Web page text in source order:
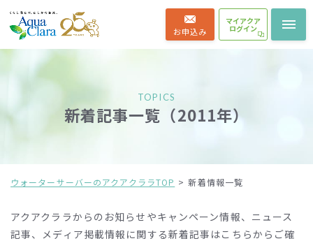
お申込み
マイアクア
ログイン
TOPICS
新着記事一覧（2011年）
ウォーターサーバーのアクアクララTOP 新着情報一覧
アクアクララからのお知らせやキャンペーン情報、ニュース
記事、メディア掲載情報に関する新着記事はこちらからご確